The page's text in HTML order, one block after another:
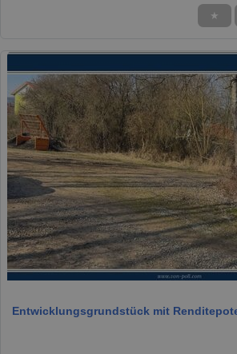
★
Entwicklungsgrundstück mit